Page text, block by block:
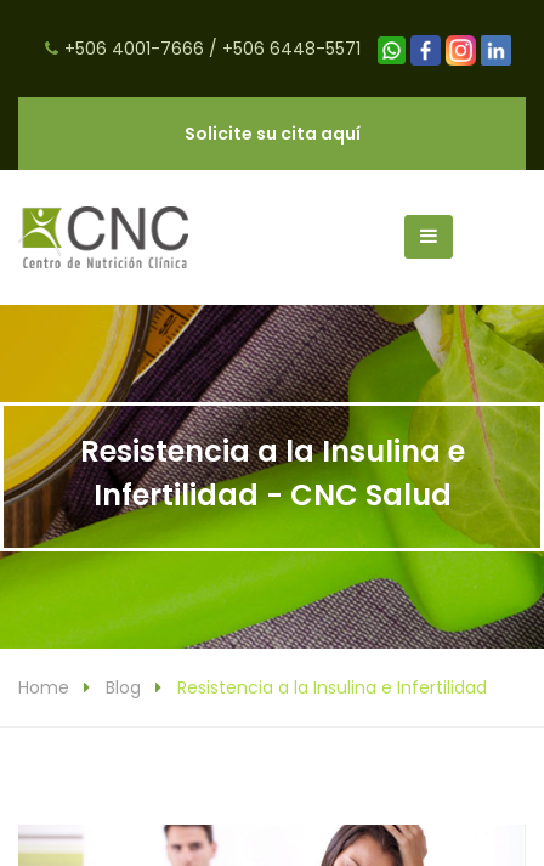
+506 4001-7666 / +506 6448-5571
Solicite su cita aquí
Resistencia a la Insulina e
Infertilidad - CNC Salud
Home Blog Resistencia a la Insulina e Infertilidad